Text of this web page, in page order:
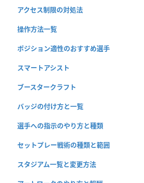
アクセス制限の対処法
操作方法一覧
ポジション適性のおすすめ選手
スマートアシスト
ブースタークラフト
バッジの付け方と一覧
選手への指示のやり方と種類
セットプレー戦術の種類と範囲
スタジアム一覧と変更方法